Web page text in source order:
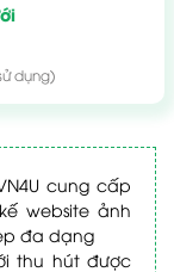
dụng)
cung cấp
website ảnh
đa dạng
thu hút được